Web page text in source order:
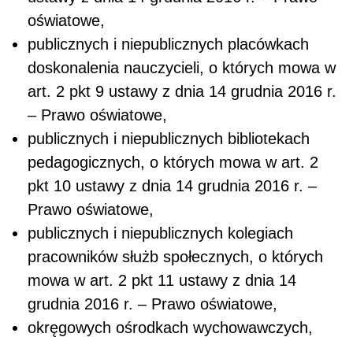
oświatowe,
publicznych i niepublicznych placówkach
doskonalenia nauczycieli, o których mowa w
art. 2 pkt 9 ustawy z dnia 14 grudnia 2016 r.
– Prawo oświatowe,
publicznych i niepublicznych bibliotekach
pedagogicznych, o których mowa w art. 2
pkt 10 ustawy z dnia 14 grudnia 2016 r. –
Prawo oświatowe,
publicznych i niepublicznych kolegiach
pracowników służb społecznych, o których
mowa w art. 2 pkt 11 ustawy z dnia 14
grudnia 2016 r. – Prawo oświatowe,
okręgowych ośrodkach wychowawczych,